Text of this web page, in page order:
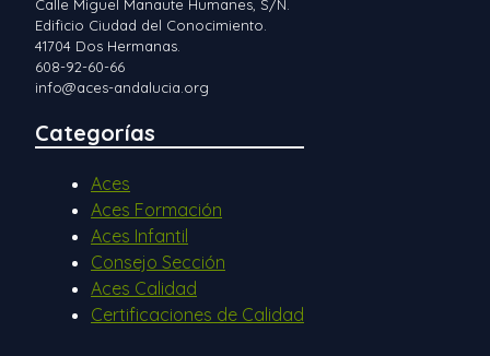
Calle Miguel Manaute Humanes, S/N.
Edificio Ciudad del Conocimiento.
41704 Dos Hermanas.
608-92-60-66
info@aces-andalucia.org
Categorías
Aces
Aces Formación
Aces Infantil
Consejo Sección
Aces Calidad
Certificaciones de Calidad